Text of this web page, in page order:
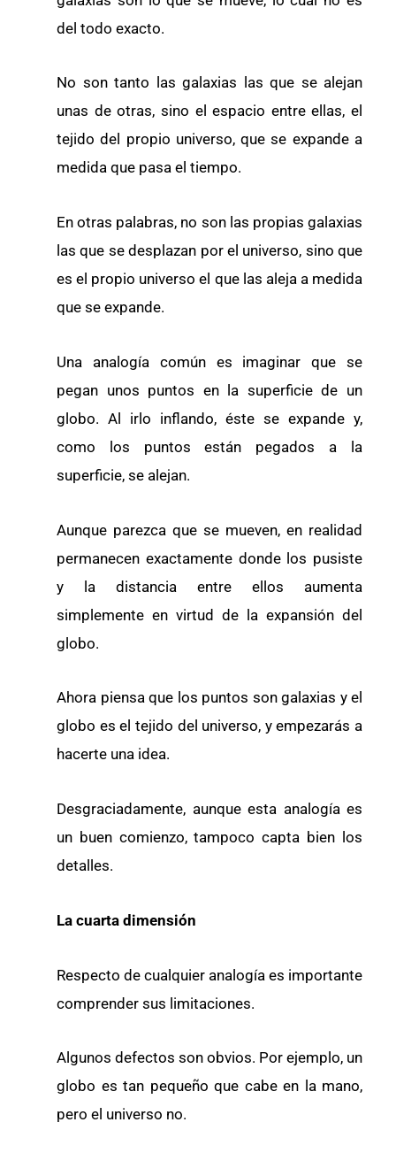
del todo exacto.
No son tanto las galaxias las que se alejan
unas de otras, sino el espacio entre ellas, el
tejido del propio universo, que se expande a
medida que pasa el tiempo.
En otras palabras, no son las propias galaxias
las que se desplazan por el universo, sino que
es el propio universo el que las aleja a medida
que se expande.
Una analogía común es imaginar que se
pegan unos puntos en la superficie de un
globo. Al irlo inflando, éste se expande y,
como los puntos están pegados a la
superficie, se alejan.
Aunque parezca que se mueven, en realidad
permanecen exactamente donde los pusiste
y la distancia entre ellos aumenta
simplemente en virtud de la expansión del
globo.
Ahora piensa que los puntos son galaxias y el
globo es el tejido del universo, y empezarás a
hacerte una idea.
Desgraciadamente, aunque esta analogía es
un buen comienzo, tampoco capta bien los
detalles.
La cuarta dimensión
Respecto de cualquier analogía es importante
comprender sus limitaciones.
Algunos defectos son obvios. Por ejemplo, un
globo es tan pequeño que cabe en la mano,
pero el universo no.